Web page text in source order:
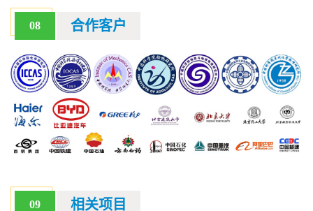
08 合作客户
09 相关项目